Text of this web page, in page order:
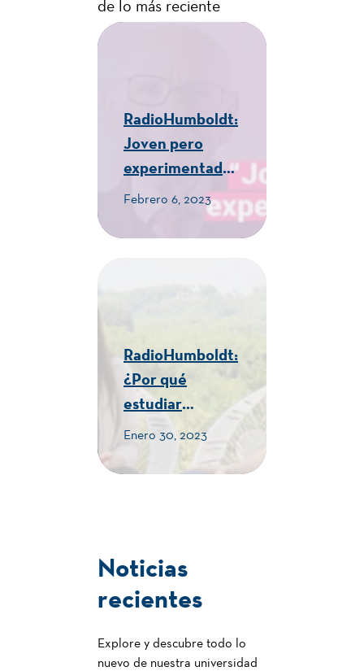
de lo más reciente
RadioHumboldt:
Joven pero
experimentado -
CUE Alexander
von Humboldt
Febrero 6, 2023
RadioHumboldt:
¿Por qué
estudiar
Turismo en la
Humboldt? -
CUE Alexander
Enero 30, 2023
Noticias
recientes
Explore y descubre todo lo
nuevo de nuestra universidad